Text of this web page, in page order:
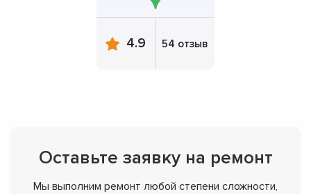
4.9 54 отзыв
Оставьте заявку на ремонт
Мы выполним ремонт любой степени сложности,